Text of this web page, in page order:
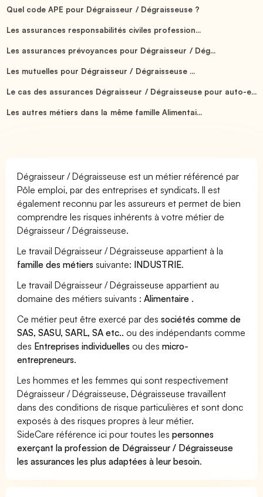
Quel code APE pour Dégraisseur / Dégraisseuse ?
Les assurances responsabilités civiles profession...
Les assurances prévoyances pour Dégraisseur / Dég...
Les mutuelles pour Dégraisseur / Dégraisseuse ...
Le cas des assurances Dégraisseur / Dégraisseuse pour auto-e...
Les autres métiers dans la même famille Alimentai...
Dégraisseur / Dégraisseuse est un métier référencé par
Pôle emploi, par des entreprises et syndicats. Il est
également reconnu par les assureurs et permet de bien
comprendre les risques inhérents à votre métier de
Dégraisseur / Dégraisseuse.
Le travail Dégraisseur / Dégraisseuse appartient à la
famille des métiers suivante: INDUSTRIE.
Le travail Dégraisseur / Dégraisseuse appartient au
domaine des métiers suivants :Alimentaire .
Ce métier peut être exercé par dessociétés comme de
SAS, SASU, SARL, SA etc.. ou des indépendants comme
des Entreprises individuelles ou desmicro-
entrepreneurs.
Les hommes et les femmes qui sont respectivement
Dégraisseur / Dégraisseuse, Dégraisseuse travaillent
dans des conditions de risque particulières et sont donc
exposés à des risques propres à leur métier.
SideCare référence ici pour toutes lespersonnes
exerçant la profession de Dégraisseur / Dégraisseuse
les assurances les plus adaptées à leur besoin.